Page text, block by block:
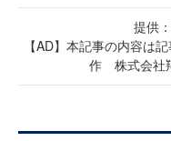
提供
【AD】本記事の内容は
作 株式会社